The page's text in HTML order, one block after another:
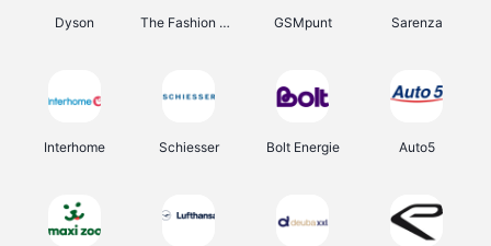
Dyson The Fashion Store GSMpunt Sarenza
Interhome Schiesser Bolt Energie Auto5